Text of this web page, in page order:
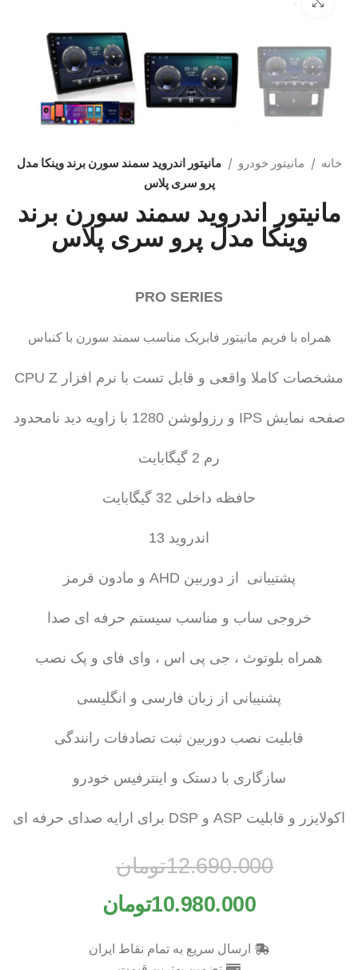
خانه مانیتور خودرو
مانیتور اندروید سمند سورن برند وینکا مدل
پرو سری پلاس
مانیتور اندروید سمند سورن برند
وینکا مدل پرو سری پلاس
PRO SERIES
همراه با فریم مانیتور فابریک مناسب سمند سورن با کنباس
مشخصات کاملا واقعی و قابل تست با نرم افزار CPU Z
صفحه نمایش IPS و رزولوشن 1280 با زاویه دید نامحدود
رم 2 گیگابایت
حافظه داخلی 32 گیگابایت
اندروید 13
پشتیبانی از دوربین AHD و مادون قرمز
خروجی ساب و مناسب سیستم حرفه ای صدا
همراه بلوتوث ، جی پی اس ، وای فای و پک نصب
پشنیبانی از زبان فارسی و انگلیسی
قابلیت نصب دوربین ثبت تصادفات رانندگی
سازگاری با دستک و اینترفیس خودرو
اکولایزر و قابلیت ASP و DSP برای ارایه صدای حرفه ای
12.690.000تومان
10.980.000تومان
ارسال سریع به تمام نقاط ایران